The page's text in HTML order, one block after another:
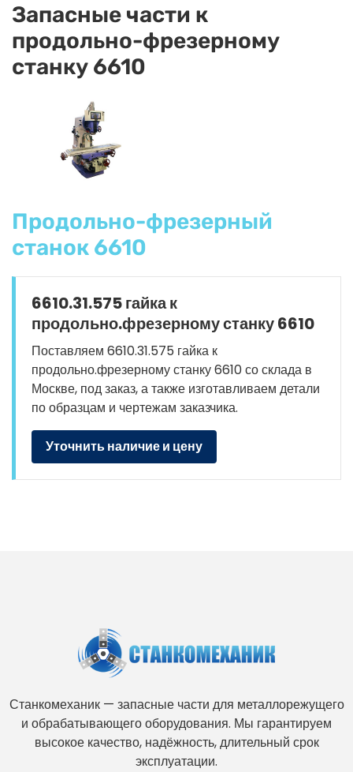
Запасные части к
продольно-фрезерному
станку 6610
Продольно-фрезерный
станок 6610
6610.31.575 гайка к
продольно.фрезерному станку 6610
Поставляем 6610.31.575 гайка к
продольно.фрезерному станку 6610 со склада в
Москве, под заказ, а также изготавливаем детали
по образцам и чертежам заказчика.
Уточнить наличие и цену
Станкомеханик — запасные части для металлорежущего
и обрабатывающего оборудования. Мы гарантируем
высокое качество, надёжность, длительный срок
эксплуатации.